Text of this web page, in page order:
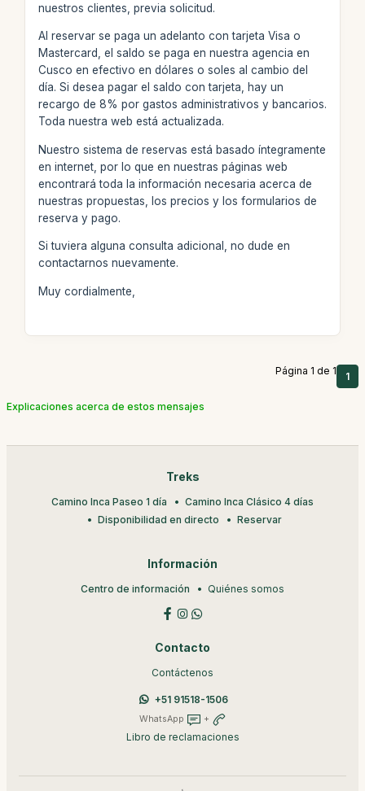
nuestros clientes, previa solicitud.
Al reservar se paga un adelanto con tarjeta Visa o
Mastercard, el saldo se paga en nuestra agencia en
Cusco en efectivo en dólares o soles al cambio del
día. Si desea pagar el saldo con tarjeta, hay un
recargo de 8% por gastos administrativos y bancarios.
Toda nuestra web está actualizada.
Nuestro sistema de reservas está basado íntegramente
en internet, por lo que en nuestras páginas web
encontrará toda la información necesaria acerca de
nuestras propuestas, los precios y los formularios de
reserva y pago.
Si tuviera alguna consulta adicional, no dude en
contactarnos nuevamente.
Muy cordialmente,
Página 1 de 1 1
Explicaciones acerca de estos mensajes
Treks
Camino Inca Paseo 1 día
Camino Inca Clásico 4 días
Disponibilidad en directo
Reservar
Información
Centro de información Quiénes somos
Contacto
Contáctenos
+51 91518-1506
WhatsApp +
Libro de reclamaciones